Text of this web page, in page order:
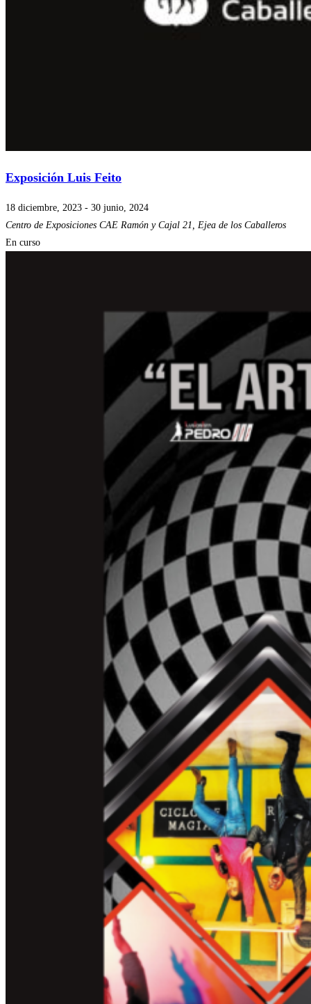
Exposición Luis Feito
18 diciembre, 2023 - 30 junio, 2024
Centro de Exposiciones CAE Ramón y Cajal 21, Ejea de los Caballeros
En curso